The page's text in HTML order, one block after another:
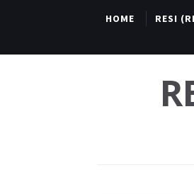
HOME RESI